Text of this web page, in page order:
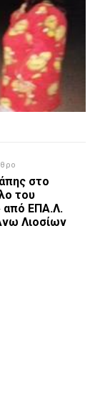
στο
του
από ΕΠΑ.Λ.
Λιοσίων